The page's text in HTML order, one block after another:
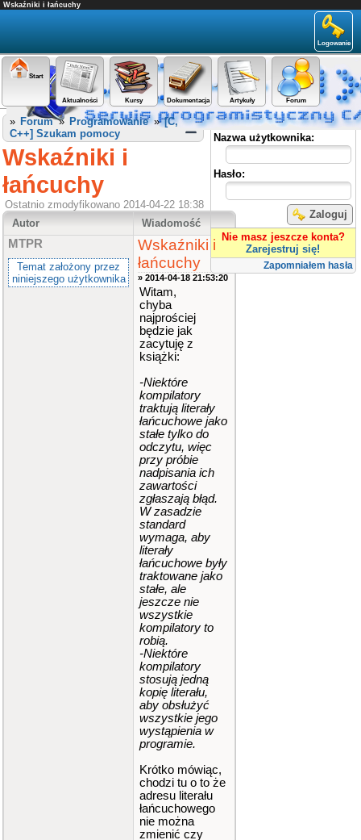
Wskaźniki i łańcuchy
Logowanie
Start
Aktualności Kursy Dokumentacja Artykuły Forum
Panel użytkownika
Nazwa użytkownika:
Hasło:
Zaloguj
Nie masz jeszcze konta?
Zarejestruj się!
Zapomniałem hasła
» Forum» Programowanie»[C,
C++] Szukam pomocy
Wskaźniki i
łańcuchy
Ostatnio zmodyfikowano 2014-04-22 18:38
Autor
Wiadomość
MTPR
Temat założony przez
niniejszego użytkownika
Wskaźniki i
łańcuchy
» 2014-04-18 21:53:20
Witam,
chyba
najprościej
będzie jak
zacytuję z
książki:
-Niektóre
kompilatory
traktują literały
łańcuchowe jako
stałe tylko do
odczytu, więc
przy próbie
nadpisania ich
zawartości
zgłaszają błąd.
W zasadzie
standard
wymaga, aby
literały
łańcuchowe były
traktowane jako
stałe, ale
jeszcze nie
wszystkie
kompilatory to
robią.
-Niektóre
kompilatory
stosują jedną
kopię literału,
aby obsłużyć
wszystkie jego
wystąpienia w
programie.
Krótko mówiąc,
chodzi tu o to że
adresu literału
łańcuchowego
nie można
zmienić czy